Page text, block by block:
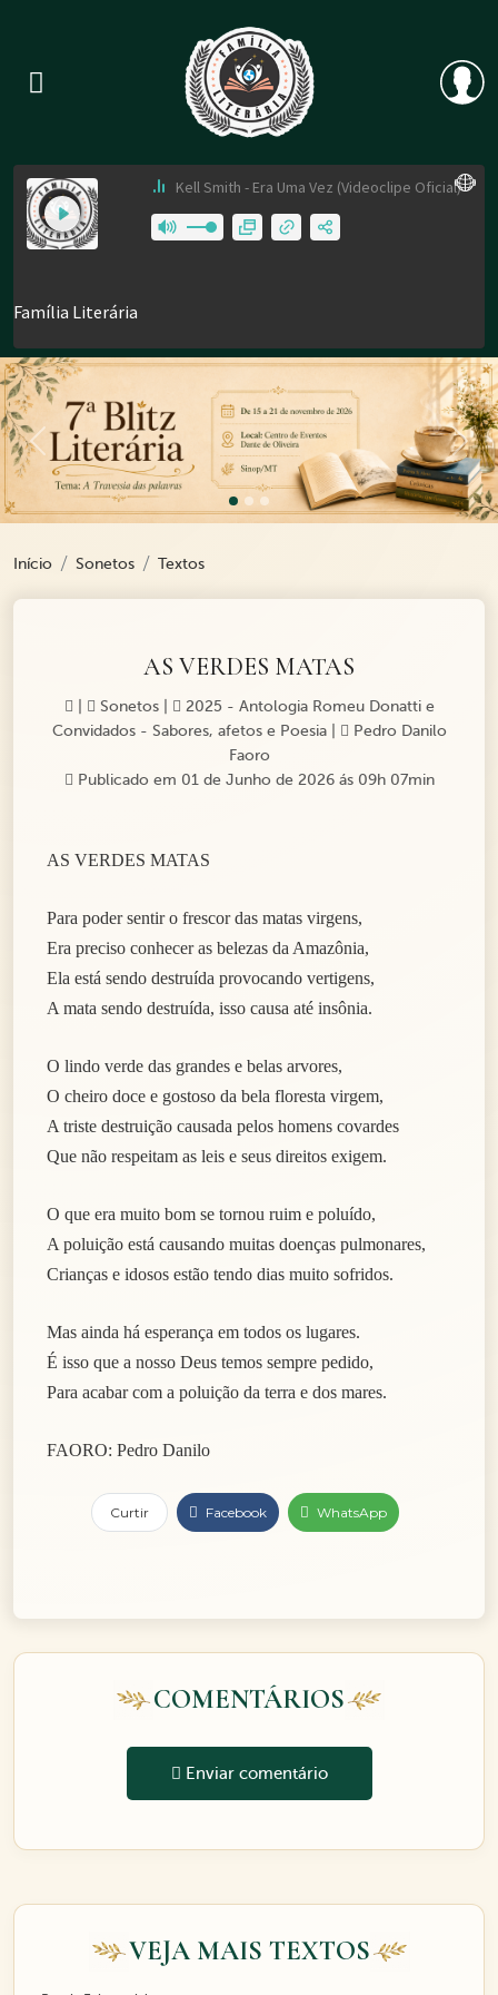
Previous
Início Sonetos Textos
AS VERDES MATAS
Sonetos|
2025 - Antologia Romeu Donatti e
Convidados - Sabores, afetos e Poesia|
Pedro Danilo
Faoro
Publicado em 01 de Junho de 2026 ás 09h 07min
AS VERDES MATAS
Para poder sentir o frescor das matas virgens,
Era preciso conhecer as belezas da Amazônia,
Ela está sendo destruída provocando vertigens,
A mata sendo destruída, isso causa até insônia.
O lindo verde das grandes e belas arvores,
O cheiro doce e gostoso da bela floresta virgem,
A triste destruição causada pelos homens covardes
Que não respeitam as leis e seus direitos exigem.
O que era muito bom se tornou ruim e poluído,
A poluição está causando muitas doenças pulmonares,
Crianças e idosos estão tendo dias muito sofridos.
Mas ainda há esperança em todos os lugares.
É isso que a nosso Deus temos sempre pedido,
Para acabar com a poluição da terra e dos mares.
FAORO: Pedro Danilo
Curtir Facebook WhatsApp
COMENTÁRIOS
Enviar comentário
VEJA MAIS TEXTOS